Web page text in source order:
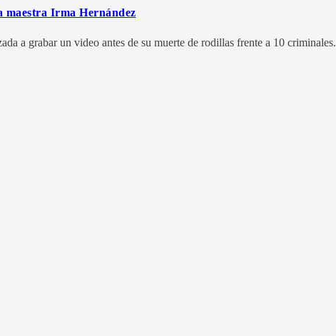
maestra Irma Hernández
a grabar un video antes de su muerte de rodillas frente a 10 criminales.